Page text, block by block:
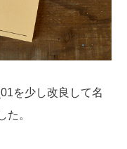
を少し改良して名
た。